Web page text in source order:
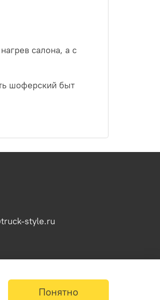
салона, а с
шоферский быт
style.ru
Понятно